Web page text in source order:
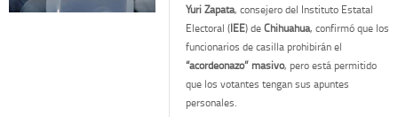
Yuri Zapata, consejero del Instituto Estatal
Electoral (IEE) deChihuahua, confirmó que los
funcionarios de casilla prohibirán el
“acordeonazo” masivo, pero está permitido
que los votantes tengan sus apuntes
personales.